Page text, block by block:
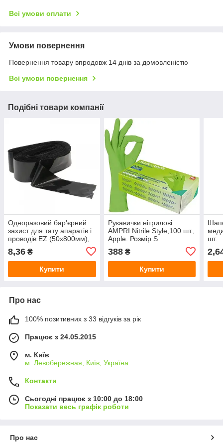
Всі умови оплати
Умови повернення
Повернення товару впродовж 14 днів за домовленістю
Всі умови повернення
Подібні товари компанії
Одноразовий бар'єрний
захист для тату апаратів і
проводів EZ (50х800мм),
8,36 ₴
Купити
Рукавички нітрилові
AMPRI Nitrile Style,100 шт.,
Apple. Розмір S
388₴
Купити
шт.
Про нас
100% позитивних з 33 відгуків за рік
Працює з 24.05.2015
м. Київ
м. Левобережная, Київ, Україна
Контакти
Сьогодні працює з 10:00 до 18:00
Показати весь графік роботи
Про нас